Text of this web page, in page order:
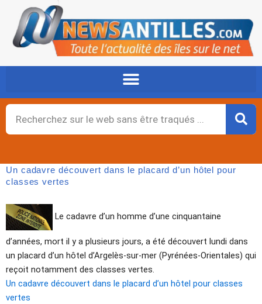
contenu
Rechercher
Un cadavre découvert dans le placard d’un hôtel pour
classes vertes
Le cadavre d’un homme d’une cinquantaine
d’années, mort il y a plusieurs jours, a été découvert lundi dans
un placard d’un hôtel d’Argelès-sur-mer (Pyrénées-Orientales) qui
reçoit notamment des classes vertes.
Un cadavre découvert dans le placard d’un hôtel pour classes
vertes